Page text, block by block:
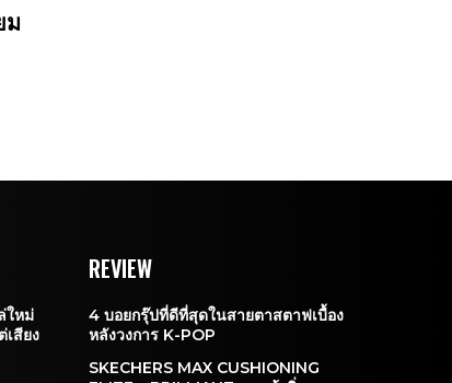
ม
ใหม่
เสียง
REVIEW
4 บอยกรุ๊ปที่ดีที่สุดในสายตาสตาฟเบื้อง
หลังวงการ K-POP
SKECHERS MAX CUSHIONING